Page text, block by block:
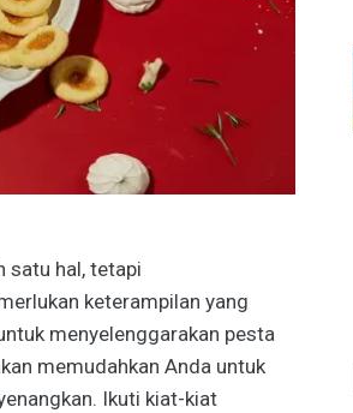
satu hal, tetapi
keterampilan yang
menyelenggarakan pesta
memudahkan Anda untuk
Ikuti kiat-kiat